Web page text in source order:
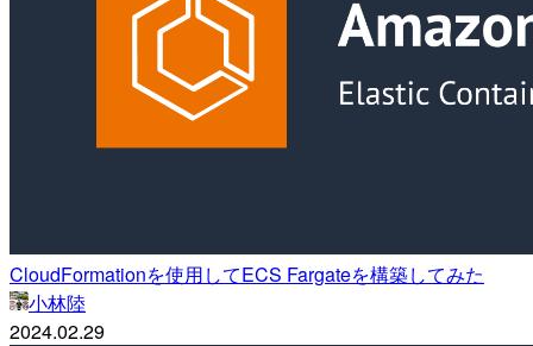
CloudFormationを使用してECS Fargateを構築してみた
小林陸
2024.02.29